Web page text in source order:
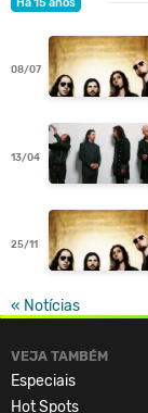
08/07
13/04
25/11
« Notícias
VEJA TAMBÉM
Especiais
Hot Spots